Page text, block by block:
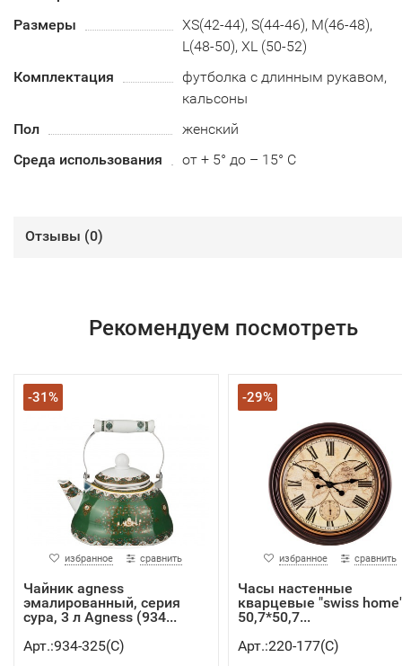
Размеры
XS(42-44), S(44-46), M(46-48),
L(48-50), XL (50-52)
Комплектация
футболка с длинным рукавом,
кальсоны
Пол
женский
Среда использования
от + 5° до – 15° С
Отзывы (0)
Рекомендуем посмотреть
-31%
избранное сравнить
Чайник agness
эмалированный, серия
сура, 3 л Agness (934...
Арт.:934-325(C)
-29%
избранное сравнить
Часы настенные
кварцевые "swiss
50,7*50,7...
Арт.:220-177(C)